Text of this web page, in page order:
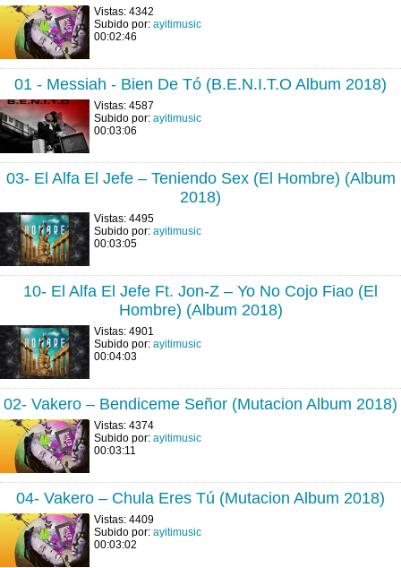
Vistas: 4342
Subido por: ayitimusic
00:02:46
01 - Messiah - Bien De Tó (B.E.N.I.T.O Album 2018)
Vistas: 4587
Subido por: ayitimusic
00:03:06
03- El Alfa El Jefe – Teniendo Sex (El Hombre) (Album
2018)
Vistas: 4495
Subido por: ayitimusic
00:03:05
10- El Alfa El Jefe Ft. Jon-Z – Yo No Cojo Fiao (El
Hombre) (Album 2018)
Vistas: 4901
Subido por: ayitimusic
00:04:03
02- Vakero – Bendiceme Señor (Mutacion Album 2018)
Vistas: 4374
Subido por: ayitimusic
00:03:11
04- Vakero – Chula Eres Tú (Mutacion Album 2018)
Vistas: 4409
Subido por: ayitimusic
00:03:02